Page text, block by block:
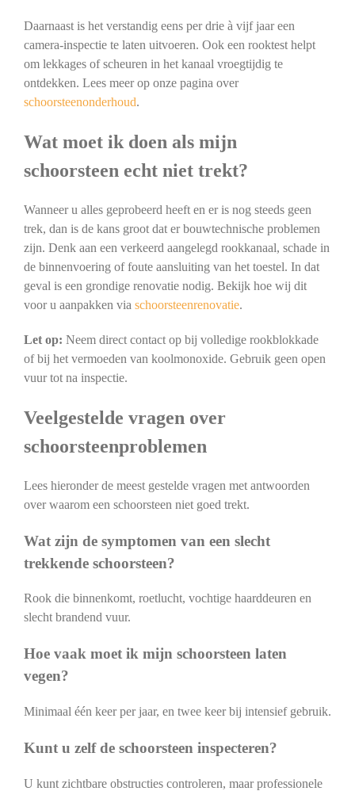
Daarnaast is het verstandig eens per drie à vijf jaar een
camera-inspectie te laten uitvoeren. Ook een rooktest helpt
om lekkages of scheuren in het kanaal vroegtijdig te
ontdekken. Lees meer op onze pagina over
schoorsteenonderhoud.
Wat moet ik doen als mijn
schoorsteen echt niet trekt?
Wanneer u alles geprobeerd heeft en er is nog steeds geen
trek, dan is de kans groot dat er bouwtechnische problemen
zijn. Denk aan een verkeerd aangelegd rookkanaal, schade in
de binnenvoering of foute aansluiting van het toestel. In dat
geval is een grondige renovatie nodig. Bekijk hoe wij dit
voor u aanpakken via schoorsteenrenovatie.
Let op: Neem direct contact op bij volledige rookblokkade
of bij het vermoeden van koolmonoxide. Gebruik geen open
vuur tot na inspectie.
Veelgestelde vragen over
schoorsteenproblemen
Lees hieronder de meest gestelde vragen met antwoorden
over waarom een schoorsteen niet goed trekt.
Wat zijn de symptomen van een slecht
trekkende schoorsteen?
Rook die binnenkomt, roetlucht, vochtige haarddeuren en
slecht brandend vuur.
Hoe vaak moet ik mijn schoorsteen laten
vegen?
Minimaal één keer per jaar, en twee keer bij intensief gebruik.
Kunt u zelf de schoorsteen inspecteren?
U kunt zichtbare obstructies controleren, maar professionele